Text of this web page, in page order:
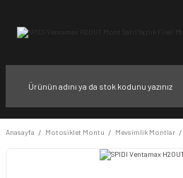
Anasayfa Motosiklet Montu Mevsimlik Montlar